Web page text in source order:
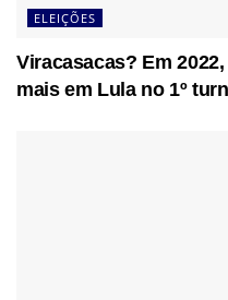
ELEIÇÕES
Viracasacas? Em
mais em Lula no 1º